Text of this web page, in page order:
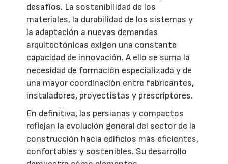
desafíos. La sostenibilidad de los
materiales, la durabilidad de los sistemas y
la adaptación a nuevas demandas
arquitectónicas exigen una constante
capacidad de innovación. A ello se suma la
necesidad de formación especializada y de
una mayor coordinación entre fabricantes,
instaladores, proyectistas y prescriptores.
En definitiva, las persianas y compactos
reflejan la evolución general del sector de la
construcción hacia edificios más eficientes,
confortables y sostenibles. Su desarrollo